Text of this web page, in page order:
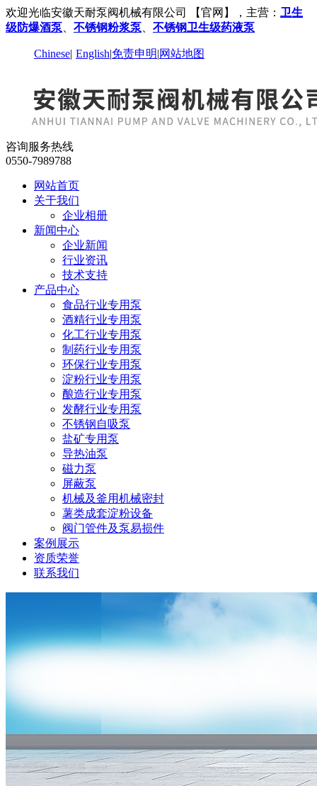
欢迎光临安徽天耐泵阀机械有限公司 【官网】，主营： 卫生
级防爆酒泵
不锈钢粉浆泵 不锈钢卫生级药液泵
Chinese| English|免责申明|网站地图
咨询服务热线
0550-7989788
网站首页
关于我们
企业相册
新闻中心
企业新闻
行业资讯
技术支持
产品中心
食品行业专用泵
酒精行业专用泵
化工行业专用泵
制药行业专用泵
环保行业专用泵
淀粉行业专用泵
酿造行业专用泵
发酵行业专用泵
不锈钢自吸泵
盐矿专用泵
导热油泵
磁力泵
屏蔽泵
机械及釜用机械密封
薯类成套淀粉设备
阀门管件及泵易损件
案例展示
资质荣誉
联系我们